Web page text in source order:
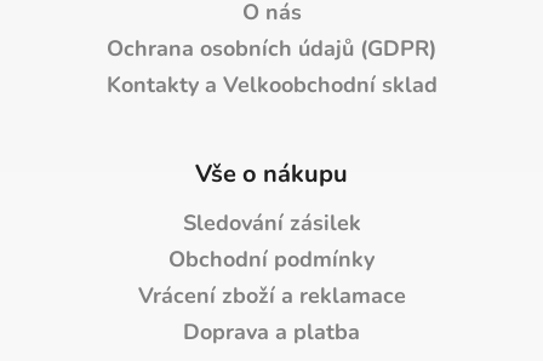
O nás
Ochrana osobních údajů (GDPR)
Kontakty a Velkoobchodní sklad
Vše o nákupu
Sledování zásilek
Obchodní podmínky
Vrácení zboží a reklamace
Doprava a platba